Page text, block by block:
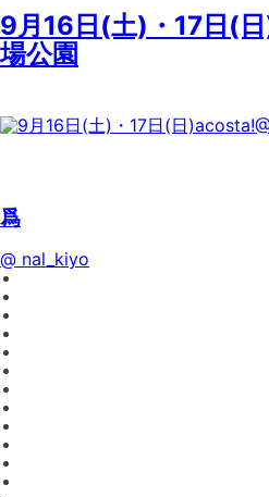
9月16日(土)・17日(
場公園
爲
@ nal_kiyo